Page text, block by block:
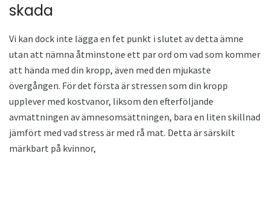
skada
Vi kan dock inte lägga en fet punkt i slutet av detta ämne
utan att nämna åtminstone ett par ord om vad som kommer
att hända med din kropp, även med den mjukaste
övergången. För det första är stressen som din kropp
upplever med kostvanor, liksom den efterföljande
avmattningen av ämnesomsättningen, bara en liten skillnad
jämfört med vad stress är med rå mat. Detta är särskilt
märkbart på kvinnor,